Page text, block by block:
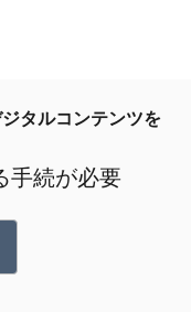
タルコンテンツを
手続が必要